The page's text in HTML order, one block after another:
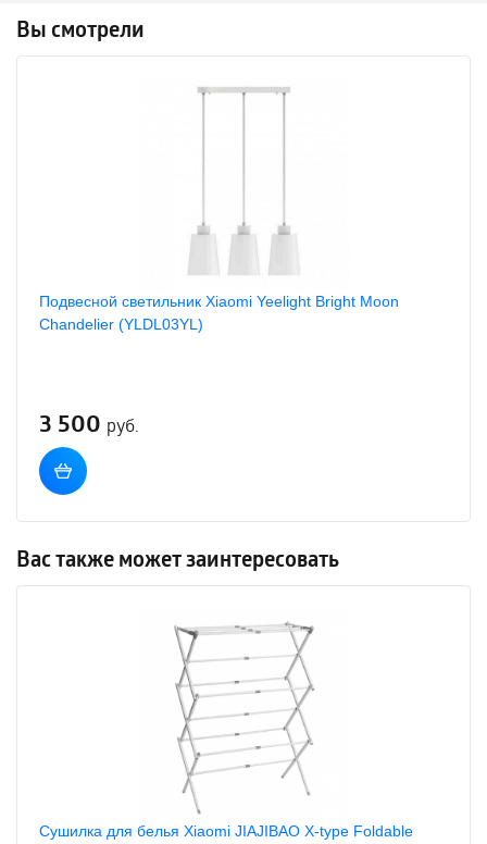
Вы смотрели
Подвесной светильник Xiaomi Yeelight Bright Moon
Chandelier (YLDL03YL)
3 500 руб.
Вас также может заинтересовать
Сушилка для белья Xiaomi JIAJIBAO X-type Foldable